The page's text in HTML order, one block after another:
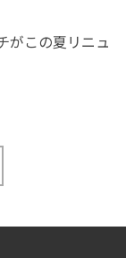
がこの夏リニュ